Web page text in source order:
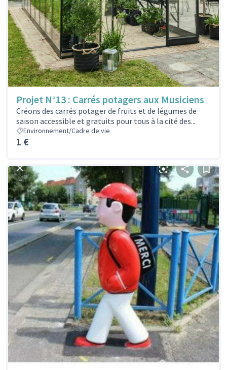
Projet N°13 : Carrés potagers aux Musiciens
Créons des carrés potager de fruits et de légumes de
saison accessible et gratuits pour tous à la cité des...
Environnement/Cadre de vie
1 €